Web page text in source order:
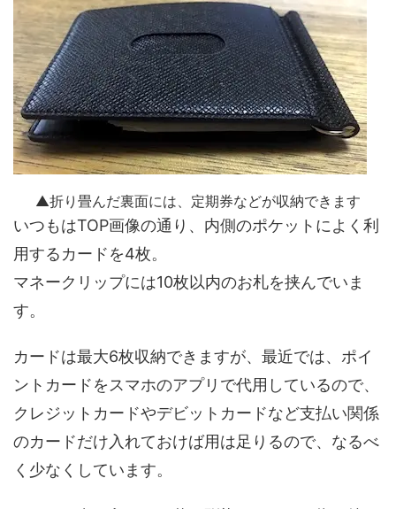
▲折り畳んだ裏面には、定期券などが収納できます
いつもはTOP画像の通り、内側のポケットによく利
用するカードを4枚。
マネークリップには10枚以内のお札を挟んでいま
す。
カードは最大6枚収納できますが、最近では、ポイ
ントカードをスマホのアプリで代用しているので、
クレジットカードやデビットカードなど支払い関係
のカードだけ入れておけば用は足りるので、なるべ
く少なくしています。